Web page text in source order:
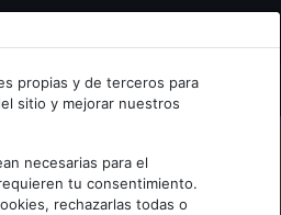
email.
propias y de terceros para
sitio y mejorar nuestros
necesarias para el
tu consentimiento.
rechazarlas todas o